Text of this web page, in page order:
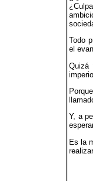
Todo
el
Quizá
Y, a
Es la